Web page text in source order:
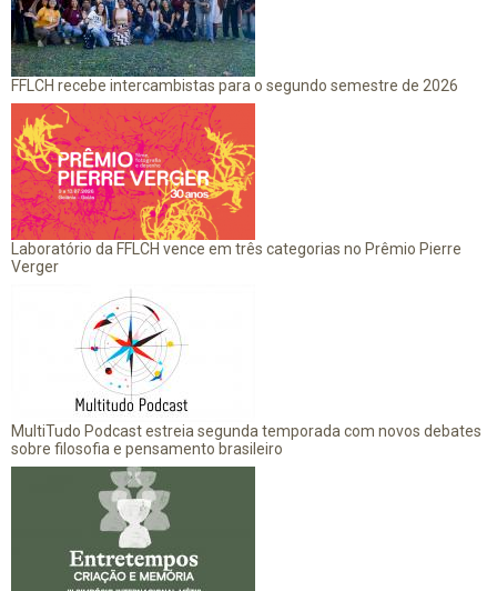
FFLCH recebe intercambistas para o segundo semestre de 2026
Laboratório da FFLCH vence em três categorias no Prêmio Pierre
Verger
MultiTudo Podcast estreia segunda temporada com novos debates
sobre filosofia e pensamento brasileiro